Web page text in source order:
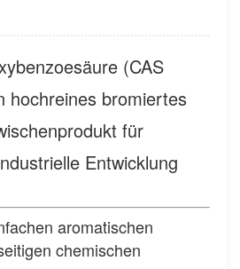
(CAS
hochreines bromiertes
für
Entwicklung
aromatischen
chemischen